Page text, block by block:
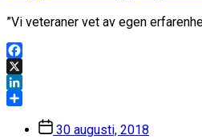
”Vi veteraner vet av egen
Facebook
X
LinkedIn
Inläggsdatum
30 augusti, 2018